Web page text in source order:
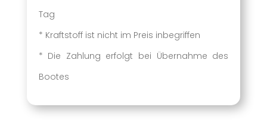
Tag
* Kraftstoff ist nicht im Preis inbegriffen
* Die Zahlung erfolgt bei Übernahme des
Bootes